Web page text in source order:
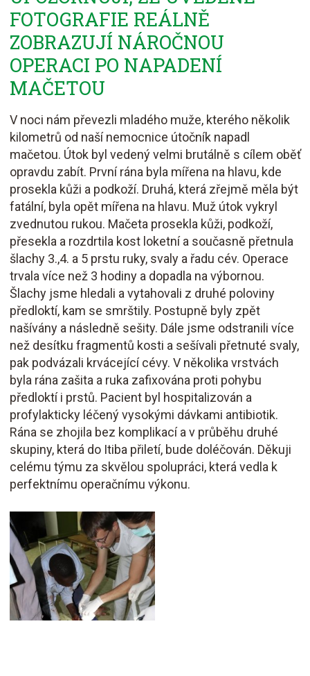
FOTOGRAFIE REÁLNĚ
ZOBRAZUJÍ NÁROČNOU
OPERACI PO NAPADENÍ
MAČETOU
V noci nám převezli mladého muže, kterého několik
kilometrů od naší nemocnice útočník napadl
mačetou. Útok byl vedený velmi brutálně s cílem oběť
opravdu zabít. První rána byla mířena na hlavu, kde
prosekla kůži a podkoží. Druhá, která zřejmě měla být
fatální, byla opět mířena na hlavu. Muž útok vykryl
zvednutou rukou. Mačeta prosekla kůži, podkoží,
přesekla a rozdrtila kost loketní a současně přetnula
šlachy 3.,4. a 5 prstu ruky, svaly a řadu cév. Operace
trvala více než 3 hodiny a dopadla na výbornou.
Šlachy jsme hledali a vytahovali z druhé poloviny
předloktí, kam se smrštily. Postupně byly zpět
našívány a následně sešity. Dále jsme odstranili více
než desítku fragmentů kosti a sešívali přetnuté svaly,
pak podvázali krvácející cévy. V několika vrstvách
byla rána zašita a ruka zafixována proti pohybu
předloktí i prstů. Pacient byl hospitalizován a
profylakticky léčený vysokými dávkami antibiotik.
Rána se zhojila bez komplikací a v průběhu druhé
skupiny, která do Itiba přiletí, bude doléčován. Děkuji
celému týmu za skvělou spolupráci, která vedla k
perfektnímu operačnímu výkonu.